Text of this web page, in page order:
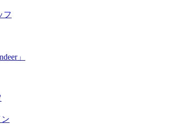
について
2026/27シーズン試合観戦チケット
2026/27シーズン「鹿パス」
）
フ
」